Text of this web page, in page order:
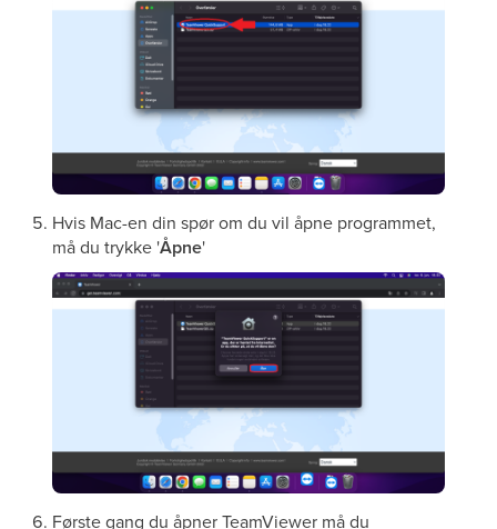
Hvis Mac-en din spør om du vil åpne programmet,
må du trykke 'Åpne'
Første gang du åpner TeamViewer må du